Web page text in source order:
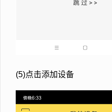
(5)点击添加设备